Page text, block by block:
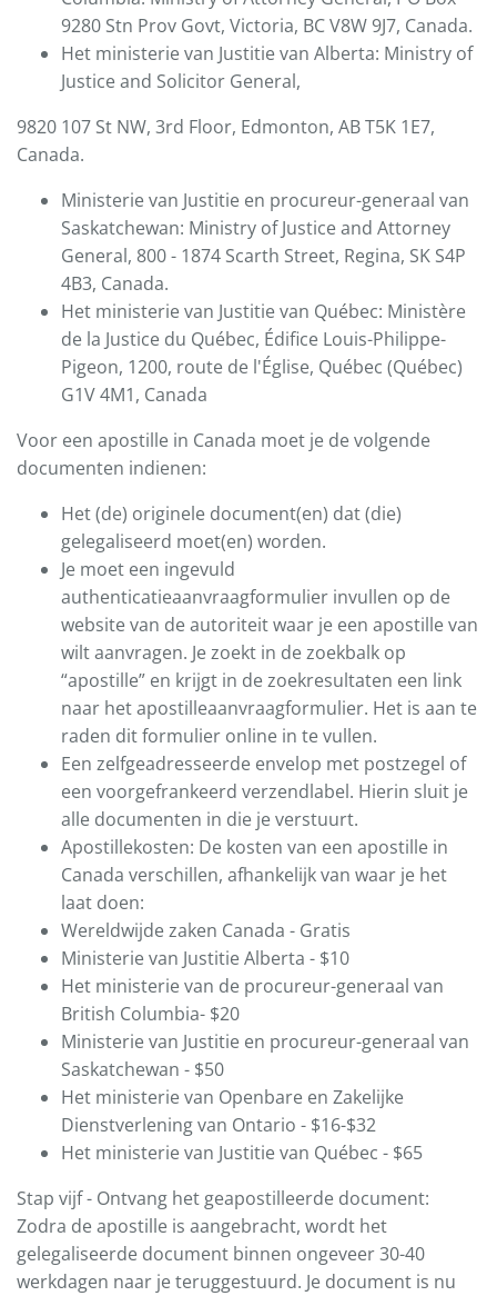
9280 Stn Prov Govt, Victoria, BC V8W 9J7, Canada.
Het ministerie van Justitie van Alberta: Ministry of
Justice and Solicitor General,
9820 107 St NW, 3rd Floor, Edmonton, AB T5K 1E7,
Canada.
Ministerie van Justitie en procureur-generaal van
Saskatchewan: Ministry of Justice and Attorney
General, 800 - 1874 Scarth Street, Regina, SK S4P
4B3, Canada.
Het ministerie van Justitie van Québec: Ministère
de la Justice du Québec, Édifice Louis-Philippe-
Pigeon, 1200, route de l'Église, Québec (Québec)
G1V 4M1, Canada
Voor een apostille in Canada moet je de volgende
documenten indienen:
Het (de) originele document(en) dat (die)
gelegaliseerd moet(en) worden.
Je moet een ingevuld
authenticatieaanvraagformulier invullen op de
website van de autoriteit waar je een apostille van
wilt aanvragen. Je zoekt in de zoekbalk op
“apostille” en krijgt in de zoekresultaten een link
naar het apostilleaanvraagformulier. Het is aan te
raden dit formulier online in te vullen.
Een zelfgeadresseerde envelop met postzegel of
een voorgefrankeerd verzendlabel. Hierin sluit je
alle documenten in die je verstuurt.
Apostillekosten: De kosten van een apostille in
Canada verschillen, afhankelijk van waar je het
laat doen:
Wereldwijde zaken Canada - Gratis
Ministerie van Justitie Alberta - $10
Het ministerie van de procureur-generaal van
British Columbia- $20
Ministerie van Justitie en procureur-generaal van
Saskatchewan - $50
Het ministerie van Openbare en Zakelijke
Dienstverlening van Ontario - $16-$32
Het ministerie van Justitie van Québec - $65
Stap vijf - Ontvang het geapostilleerde document:
Zodra de apostille is aangebracht, wordt het
gelegaliseerde document binnen ongeveer 30-40
werkdagen naar je teruggestuurd. Je document is nu